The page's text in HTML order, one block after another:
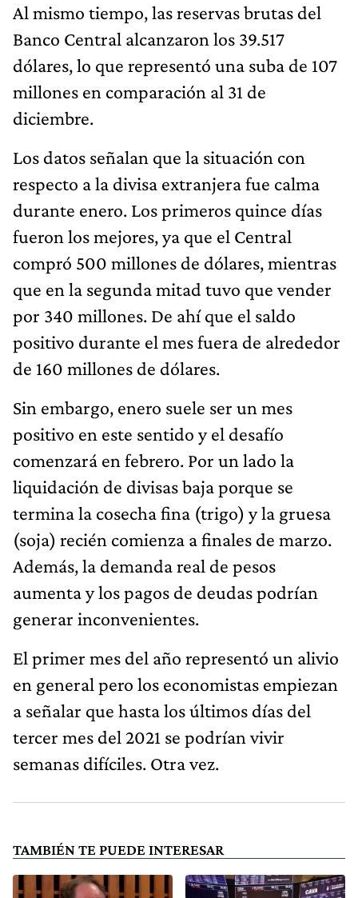
Al mismo tiempo, las reservas brutas del
Banco Central alcanzaron los 39.517
dólares, lo que representó una suba de 107
millones en comparación al 31 de
diciembre.
Los datos señalan que la situación con
respecto a la divisa extranjera fue calma
durante enero. Los primeros quince días
fueron los mejores, ya que el Central
compró 500 millones de dólares, mientras
que en la segunda mitad tuvo que vender
por 340 millones. De ahí que el saldo
positivo durante el mes fuera de alrededor
de 160 millones de dólares.
Sin embargo, enero suele ser un mes
positivo en este sentido y el desafío
comenzará en febrero. Por un lado la
liquidación de divisas baja porque se
termina la cosecha fina (trigo) y la gruesa
(soja) recién comienza a finales de marzo.
Además, la demanda real de pesos
aumenta y los pagos de deudas podrían
generar inconvenientes.
El primer mes del año representó un alivio
en general pero los economistas empiezan
a señalar que hasta los últimos días del
tercer mes del 2021 se podrían vivir
semanas difíciles. Otra vez.
TAMBIÉN TE PUEDE INTERESAR